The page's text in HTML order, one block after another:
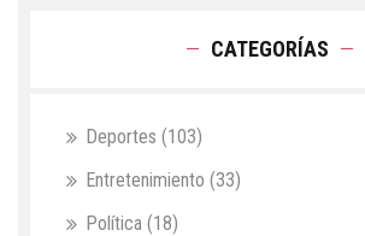
CATEGORÍAS
Deportes (103)
Entretenimiento (33)
Política (18)